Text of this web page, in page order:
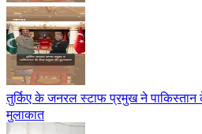
तुर्किए के जनरल स्टाफ प्रमुख ने
मुलाकात